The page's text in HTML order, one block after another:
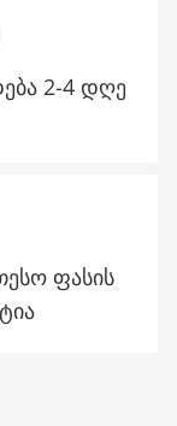
2-4 დღე
ფასის